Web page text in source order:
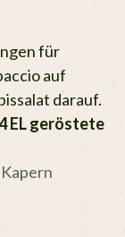
für
auf
darauf.
EL geröstete